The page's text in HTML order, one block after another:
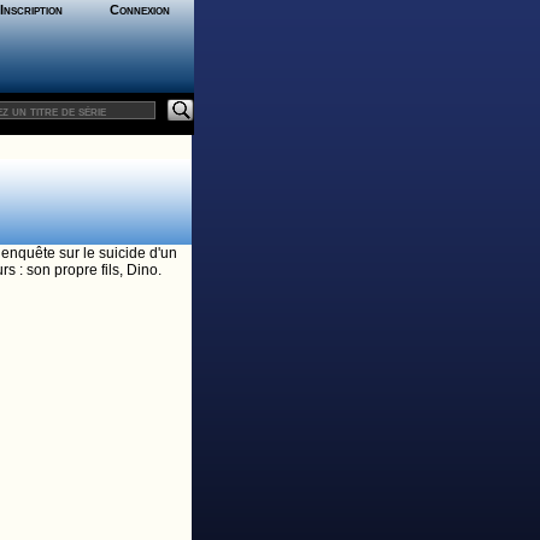
Inscription Connexion
sur le suicide d'un
: son propre fils, Dino.